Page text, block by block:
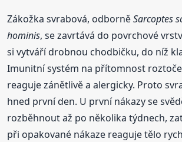
Zákožka svrabová, odborněSarcoptes
hominis, se zavrtává do povrchové
si vytváří drobnou chodbičku, do níž
Imunitní systém na přítomnost
reaguje zánětlivě a alergicky. Proto
hned první den. U první nákazy se
rozběhnout až po několika týdnech,
při opakované nákaze reaguje tělo